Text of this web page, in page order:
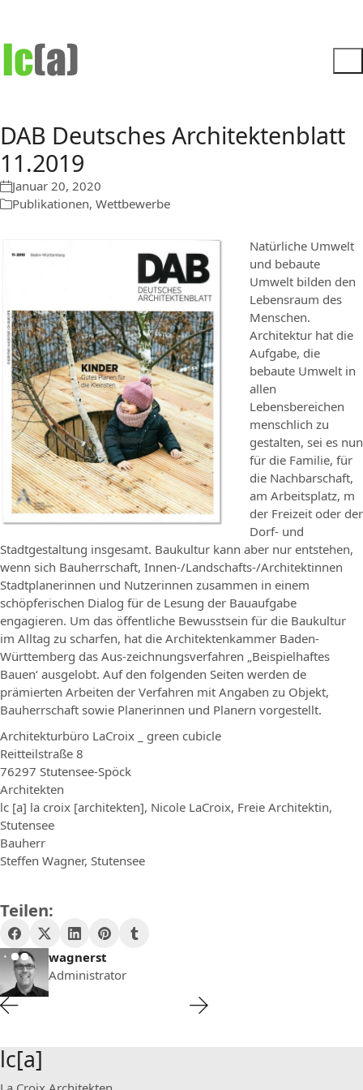
DAB Deutsches Architektenblatt
11.2019
Januar 20, 2020
Publikationen, Wettbewerbe
Natürliche Umwelt
und bebaute
Umwelt bilden den
Lebensraum des
Menschen.
Architektur hat die
Aufgabe, die
bebaute Umwelt in
allen
Lebensbereichen
menschlich zu
gestalten, sei es nun
für die Familie, für
die Nachbarschaft,
am Arbeitsplatz, m
der Freizeit oder der
Dorf- und
Stadtgestaltung insgesamt. Baukultur kann aber nur entstehen,
wenn sich Bauherrschaft, Innen-/Landschafts-/Architektinnen
Stadtplanerinnen und Nutzerinnen zusammen in einem
schöpferischen Dialog für de Lesung der Bauaufgabe
engagieren. Um das öffentliche Bewusstsein für die Baukultur
im Alltag zu scharfen, hat die Architektenkammer Baden-
Württemberg das Aus-zeichnungsverfahren „Beispielhaftes
Bauen‘ ausgelobt. Auf den folgenden Seiten werden de
prämierten Arbeiten der Verfahren mit Angaben zu Objekt,
Bauherrschaft sowie Planerinnen und Planern vorgestellt.
Architekturbüro LaCroix _ green cubicle
Reitteilstraße 8
76297 Stutensee-Spöck
Architekten
lc [a] la croix [architekten], Nicole LaCroix, Freie Architektin,
Stutensee
Bauherr
Steffen Wagner, Stutensee
Teilen:
wagnerst
Administrator
lc[a]